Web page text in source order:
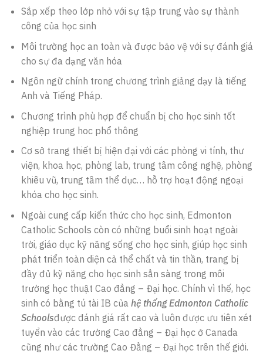
Sắp xếp theo lớp nhỏ với sự tập trung vào sự thành
công của học sinh
Môi trường học an toàn và được bảo vệ với sự đánh giá
cho sự đa dạng văn hóa
Ngôn ngữ chính trong chương trình giảng dạy là tiếng
Anh và Tiếng Pháp.
Chương trình phù hợp để chuẩn bị cho học sinh tốt
nghiệp trung hoc phổ thông
Cơ sở trang thiết bị hiện đại với các phòng vi tính, thư
viện, khoa học, phòng lab, trung tâm công nghệ, phòng
khiêu vũ, trung tâm thể dục… hỗ trợ hoạt động ngoại
khóa cho học sinh.
Ngoài cung cấp kiến thức cho học sinh, Edmonton
Catholic Schools còn có những buổi sinh hoạt ngoài
trời, giáo dục kỹ năng sống cho học sinh, giúp học sinh
phát triển toàn diện cả thể chất và tin thần, trang bị
đầy đủ kỹ năng cho học sinh sẳn sàng trong môi
trường học thuật Cao đẳng – Đại học. Chính vì thế, học
sinh có bằng tú tài IB của hệ thống Edmonton Catholic
Schoolsđược đánh giá rất cao và luôn được ưu tiên xét
tuyển vào các trường Cao đẳng – Đại học ở Canada
cũng như các trường Cao Đẳng – Đại học trên thế giới.